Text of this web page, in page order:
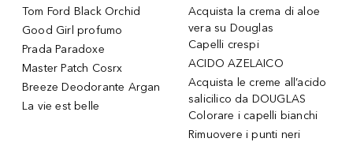
Tom Ford Black Orchid
Good Girl profumo
Prada Paradoxe
Master Patch Cosrx
Breeze Deodorante Argan
La vie est belle
Acquista la crema di aloe
vera su Douglas
Capelli crespi
ACIDO AZELAICO
Acquista le creme all’acido
salicilico da DOUGLAS
Colorare i capelli bianchi
Rimuovere i punti neri